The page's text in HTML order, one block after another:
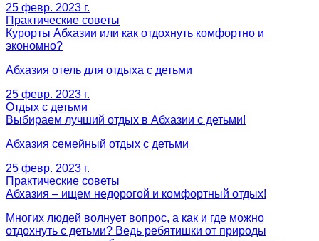
25 февр. 2023 г.
Практические советы
Курорты Абхазии или как отдохнуть комфортно и
экономно?
Абхазия отель для отдыха с детьми
25 февр. 2023 г.
Отдых с детьми
Выбираем лучший отдых в Абхазии с детьми!
Абхазия семейный отдых с детьми
25 февр. 2023 г.
Практические советы
Абхазия – ищем недорогой и комфортный отдых!
Многих людей волнует вопрос, а как и где можно
отдохнуть с детьми? Ведь ребятишки от природы